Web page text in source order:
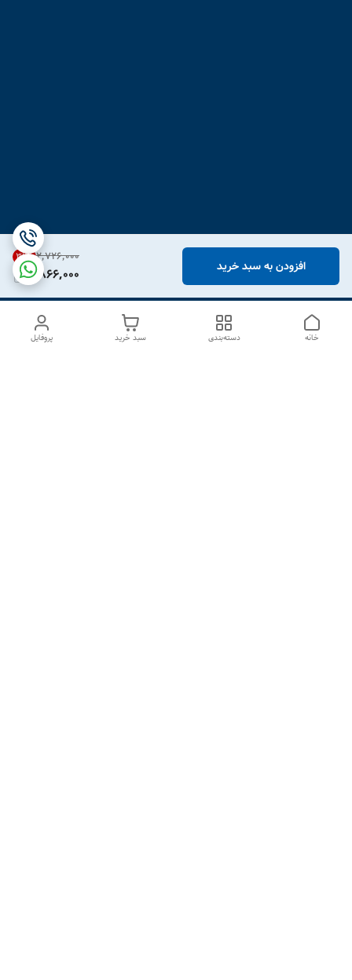
۲٬۷۲۶٬۰۰۰ 31%
1,866,000 افزودن به سبد خرید
پروفایل سبد خرید دسته‌بندی خانه